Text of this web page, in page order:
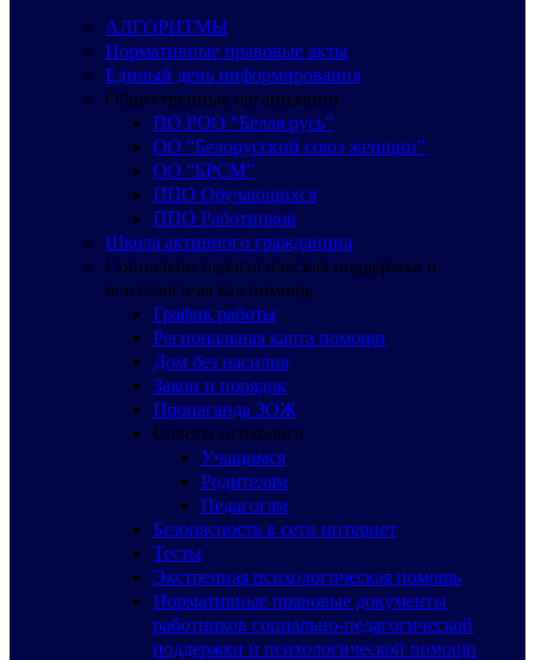
АЛГОРИТМЫ
Нормативные правовые акты
Единый день информирования
Общественные организации
ПО РОО “Белая русь”
ОО “Белорусский союз женщин”
ОО “БРСМ”
ППО Обучающихся
ППО Работников
Школа активного гражданина
Социально-педагогическая поддержка и
психологическая помощь
График работы
Региональная карта помощи
Дом без насилия
Закон и порядок
Пропаганда ЗОЖ
Советы психолога
Учащимся
Родителям
Педагогам
Безопасность в сети интернет
Тесты
Экстренная психологическая помощь
Нормативные правовые документы
работников социально-педагогической
поддержки и психологической помощи